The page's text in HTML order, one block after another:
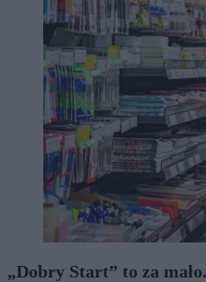
„Dobry Start” to za